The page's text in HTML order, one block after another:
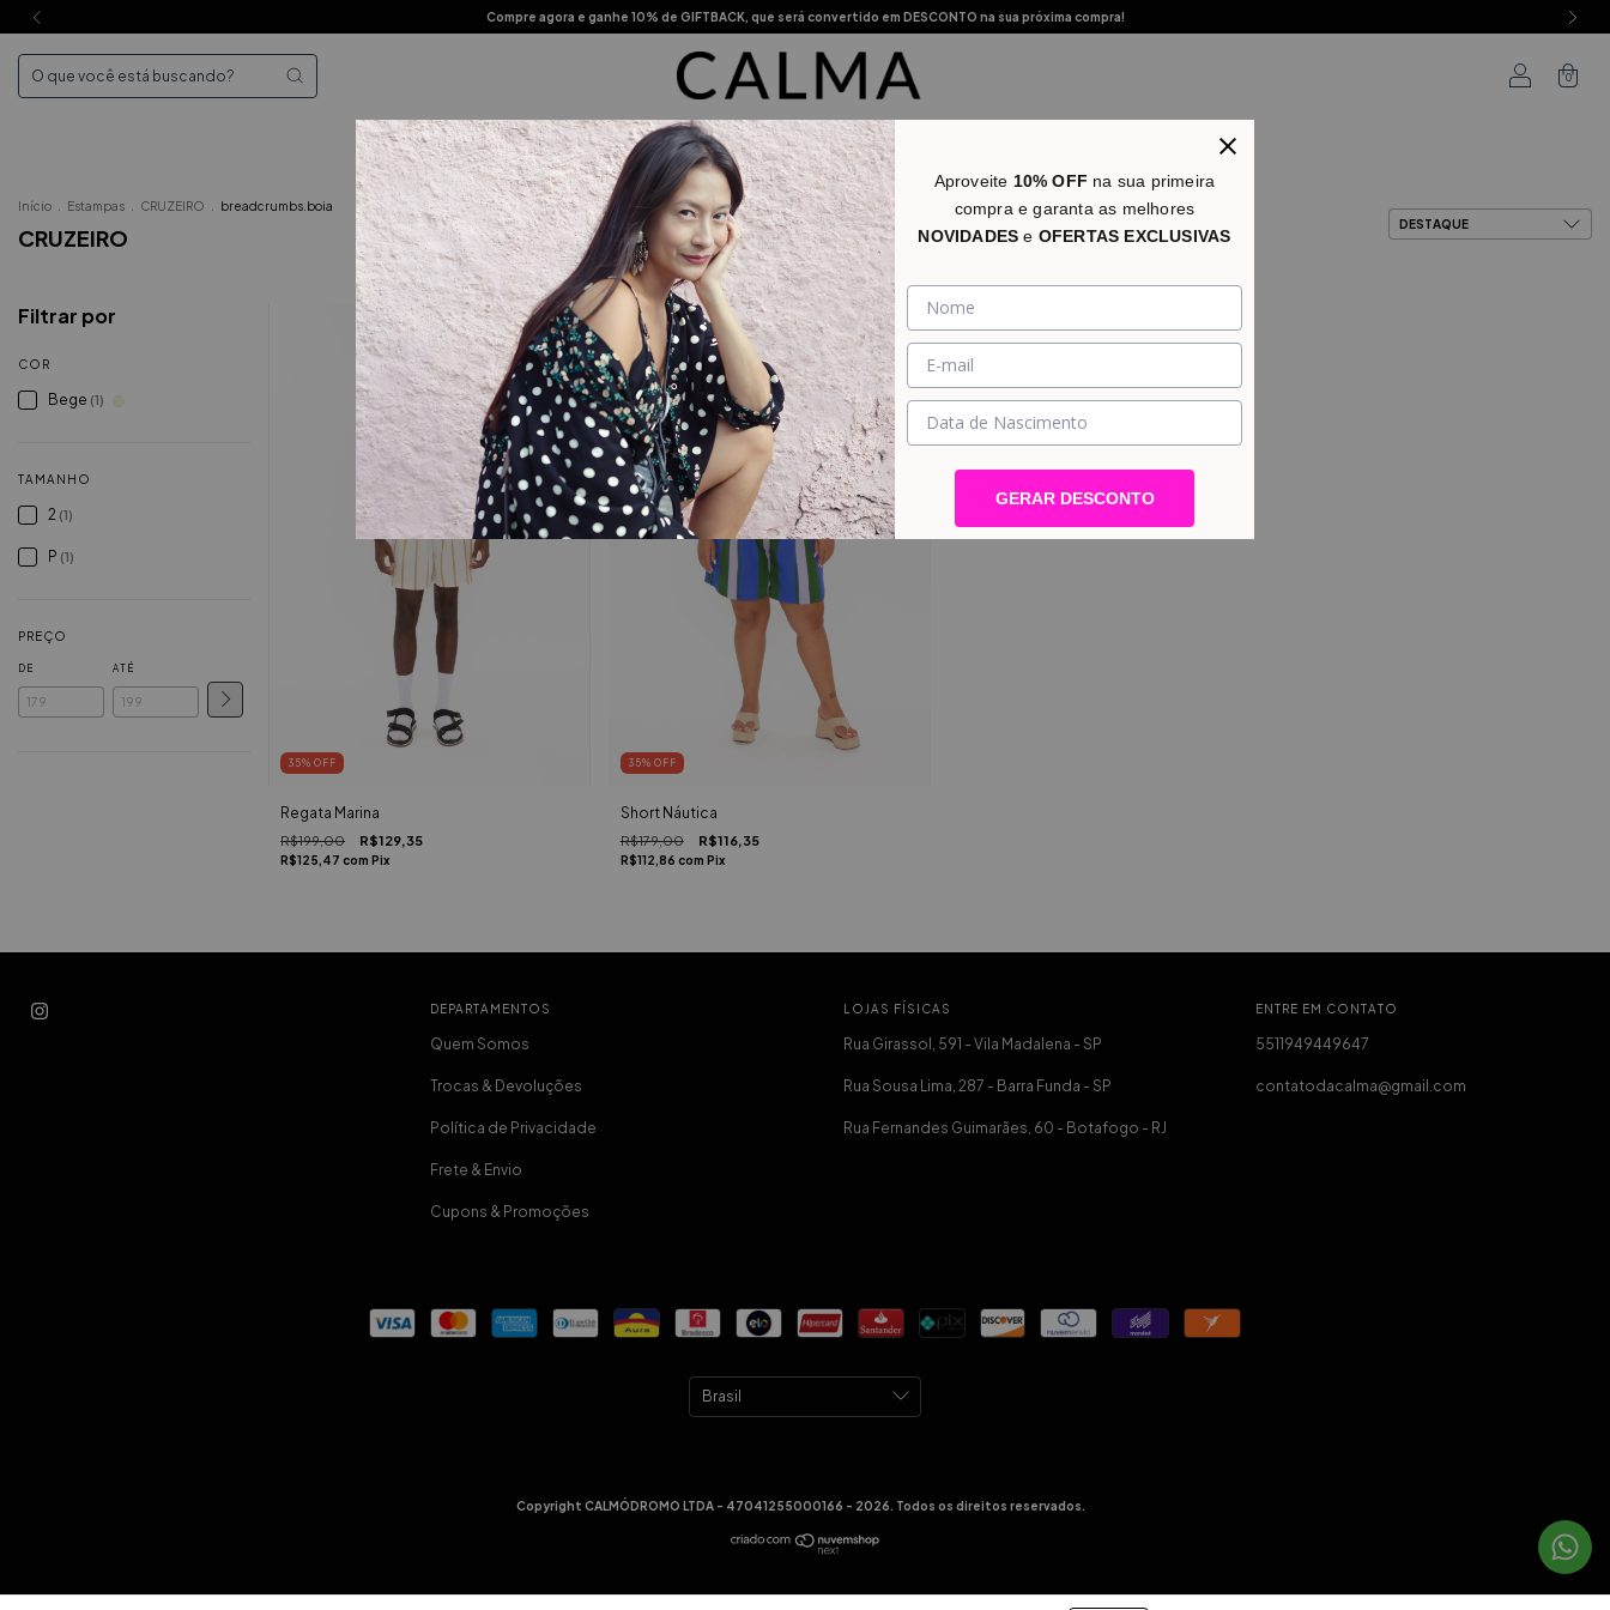
Compre agora e ganhe 10% de GIFTBACK, que será convertido em DESCONTO na sua próxima compra!
0
Mais Vendidos Novidades Categorias
Início Estampas CRUZEIRO breadcrumbs.boia
CRUZEIRO
Filtrar por
COR
Bege (1)
TAMANHO
2 (1)
P (1)
PREÇO
DE ATÉ
35% OFF
Regata Marina
R$199,00 R$129,35
R$125,47 com Pix
35% OFF
Short Náutica
R$179,00 R$116,35
R$112,86 com Pix
DEPARTAMENTOS
Quem Somos
Trocas & Devoluções
Política de Privacidade
Frete & Envio
Cupons & Promoções
LOJAS FÍSICAS
Rua Girassol, 591 - Vila Madalena - SP
Rua Sousa Lima, 287 - Barra Funda - SP
Rua Fernandes Guimarães, 60 - Botafogo - RJ
ENTRE EM CONTATO
5511949449647
contatodacalma@gmail.com
Copyright CALMÓDROMO LTDA - 47041255000166 - 2026. Todos os direitos reservados.
Aproveite 10% OFF na sua primeira
compra e garanta as melhores
NOVIDADESe OFERTAS EXCLUSIVAS
GERAR DESCONTO